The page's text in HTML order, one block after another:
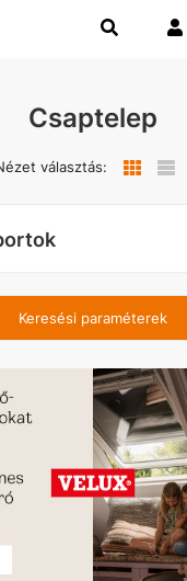
Csaptelep
választás:
Keresési paraméterek